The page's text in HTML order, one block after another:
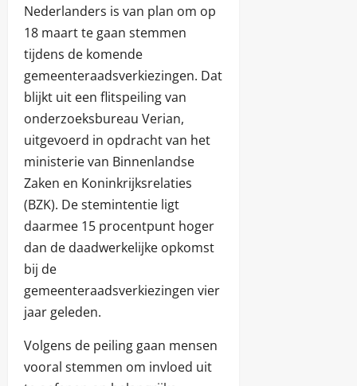
Nederlanders is van plan om op
18 maart te gaan stemmen
tijdens de komende
gemeenteraadsverkiezingen. Dat
blijkt uit een flitspeiling van
onderzoeksbureau Verian,
uitgevoerd in opdracht van het
ministerie van Binnenlandse
Zaken en Koninkrijksrelaties
(BZK). De stemintentie ligt
daarmee 15 procentpunt hoger
dan de daadwerkelijke opkomst
bij de
gemeenteraadsverkiezingen vier
jaar geleden.
Volgens de peiling gaan mensen
vooral stemmen om invloed uit